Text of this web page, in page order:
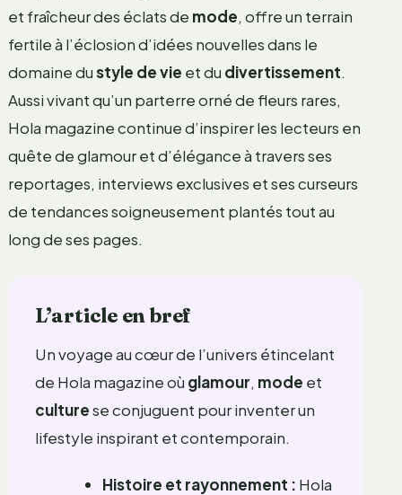
et fraîcheur des éclats de mode, offre un terrain
fertile à l’éclosion d’idées nouvelles dans le
domaine dustyle de vie et du divertissement.
Aussi vivant qu’un parterre orné de fleurs rares,
Hola magazine continue d’inspirer les lecteurs en
quête de glamour et d’élégance à travers ses
reportages, interviews exclusives et ses curseurs
de tendances soigneusement plantés tout au
long de ses pages.
L’article en bref
Un voyage au cœur de l’univers étincelant
de Hola magazine où glamour, mode et
culturese conjuguent pour inventer un
lifestyle inspirant et contemporain.
Histoire et rayonnement : Hola